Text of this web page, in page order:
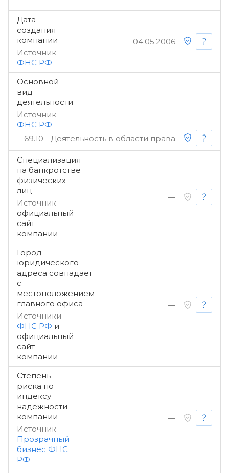
Дата
создания
компании
Источник
ФНС РФ
04.05.2006
Основной
вид
деятельности
Источник
ФНС РФ
69.10 - Деятельность в области права
Специализация
на банкротстве
физических
лиц
Источник
официальный
сайт
компании
—
Город
юридического
адреса совпадает
с
местоположением
главного офиса
Источники
ФНС РФ и
официальный
сайт
компании
—
Степень
риска по
индексу
надежности
компании
Источник
Прозрачный
бизнес ФНС
РФ
—